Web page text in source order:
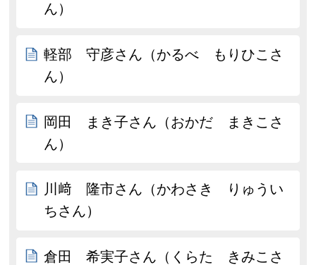
ん）
軽部 守彦さん（かるべ もりひこさ
ん）
岡田 まき子さん（おかだ まきこさ
ん）
川﨑 隆市さん（かわさき りゅうい
ちさん）
倉田 希実子さん（くらた きみこさ